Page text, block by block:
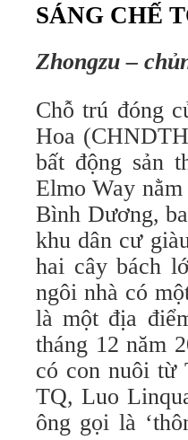
SÁNG CHẾ
Zhongzu –
Chỗ trú đóng
Hoa
bất động sản
Elmo Way
Bình Dương,
khu dân cư
hai cây bách
ngôi nhà có
là một địa
tháng 12 năm
có con nuôi từ
TQ, Luo
ông gọi là